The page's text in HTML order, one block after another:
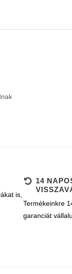
is,
14
Termékeinkre
garanciát